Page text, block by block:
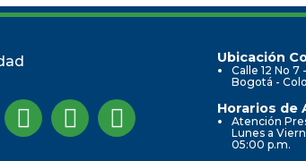
Ubicación
Calle 12 No 7
Bogotá -
Horarios de
Atención
Lunes a
05:00 p.m.